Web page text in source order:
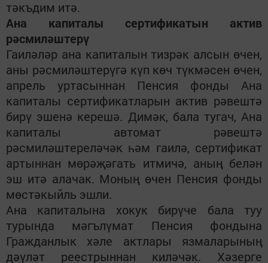
тәкъдим итә.
Ана капиталы сертификатын актив
рәсмиләштерү
Гаиләләр ана капиталын тизрәк алсын өчен,
аны рәсмиләштерүгә күп көч түкмәсен өчен,
апрель уртасыннан Пенсия фонды Ана
капиталы сертификатларын актив рәвештә
бирү эшенә керешә. Димәк, бала тугач, Ана
капиталы автомат рәвештә
рәсмиләштереләчәк һәм гаилә, сертификат
артыннан мөрәҗәгать итмичә, аның белән
эш итә алачак. Моның өчен Пенсия фонды
мөстәкыйль эшли.
Ана капиталына хокук бирүче бала туу
турында мәгълүмат Пенсия фондына
Гражданлык хәле актлары язмаларының
дәүләт реестрыннан киләчәк. Хәзерге